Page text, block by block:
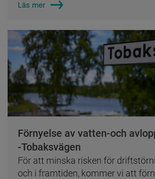
Läs mer
Förnyelse av vatten-och
-Tobaksvägen
För att minska risken för
och i framtiden, kommer vi att